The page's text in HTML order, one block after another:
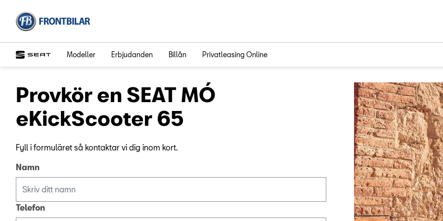
Modeller Erbjudanden Billån Privatleasing Online
Provkör en SEAT MÓ
eKickScooter 65
Fyll i formuläret så kontaktar vi dig inom kort.
Namn
Telefon